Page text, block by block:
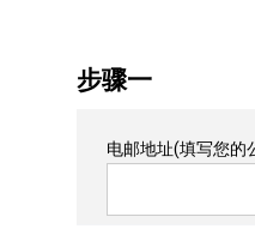
步骤一
电邮地址(填写您的